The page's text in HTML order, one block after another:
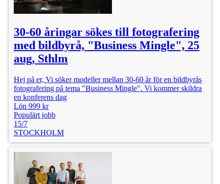
30-60 åringar sökes till fotografering
med bildbyrå, "Business Mingle", 25
aug, Sthlm
Hej på er, Vi söker modeller mellan 30-60 år för en bildbyrås
fotografering på tema "Business Mingle". Vi kommer skildra
en konferens dag
Lön 999 kr
Populärt jobb
15/7
STOCKHOLM